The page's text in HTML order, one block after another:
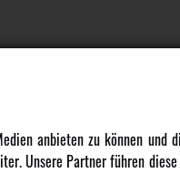
anbieten zu können
Unsere Partner führen